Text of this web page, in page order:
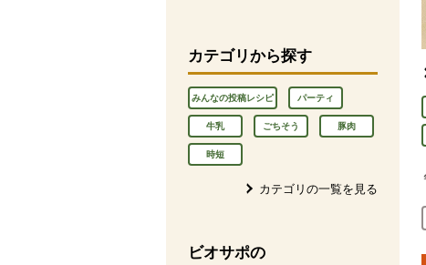
カテゴリから探す
みんなの投稿レシピ パーティ
牛乳 ごちそう 豚肉
時短
カテゴリの一覧を見る
ビオサポの